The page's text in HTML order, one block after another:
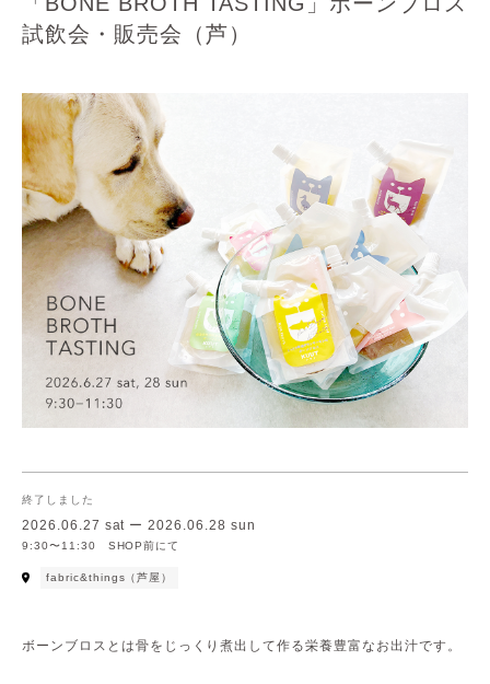
試飲会・販売会（芦）
終了しました
2026.06.27 sat ー 2026.06.28 sun
9:30〜11:30 SHOP前にて
fabric&things（芦屋）
ボーンブロスとは骨をじっくり煮出して作る栄養豊富なお出汁です。